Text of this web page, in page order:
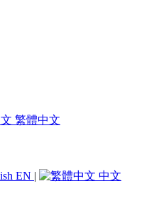
繁體中文
EN | 中文